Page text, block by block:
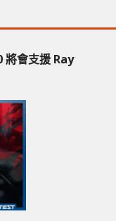
會支援 Ray